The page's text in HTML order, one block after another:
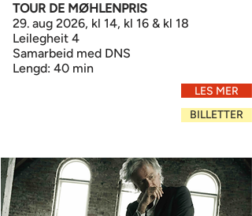
TOUR DE MØHLENPRIS
29. aug 2026, kl 14, kl 16 & kl 18
Leilegheit 4
Samarbeid med DNS
Lengd: 40 min
LES MER
BILLETTER